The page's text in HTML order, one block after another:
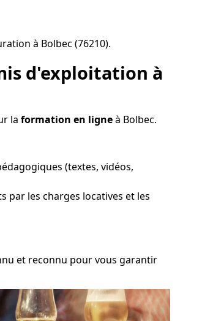
à Bolbec (76210).
d'exploitation à
la formation en ligneà Bolbec.
(textes, vidéos,
par les charges locatives et les
et reconnu pour vous garantir